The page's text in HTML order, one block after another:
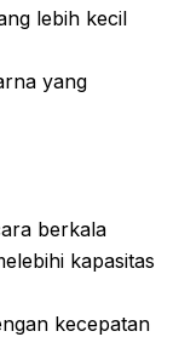
lebih kecil
yang
berkala
kapasitas
kecepatan